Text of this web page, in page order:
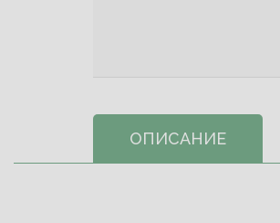
ОПИСАНИЕ